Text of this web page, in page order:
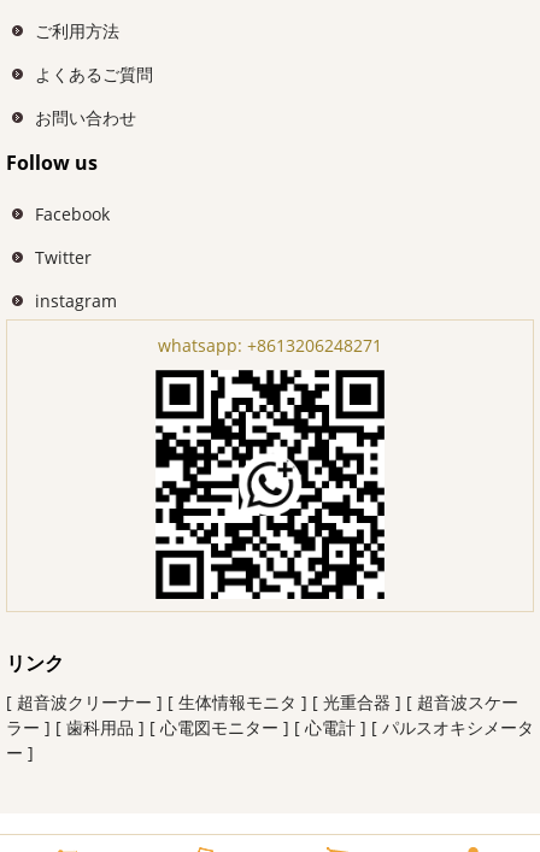
ご利用方法
よくあるご質問
お問い合わせ
Follow us
Facebook
Twitter
instagram
whatsapp: +8613206248271
リンク
[ 超音波クリーナー ] [ 生体情報モニタ ] [ 光重合器 ] [ 超音波スケー
ラー ] [ 歯科用品 ] [ 心電図モニター ] [ 心電計 ] [ パルスオキシメータ
ー ]